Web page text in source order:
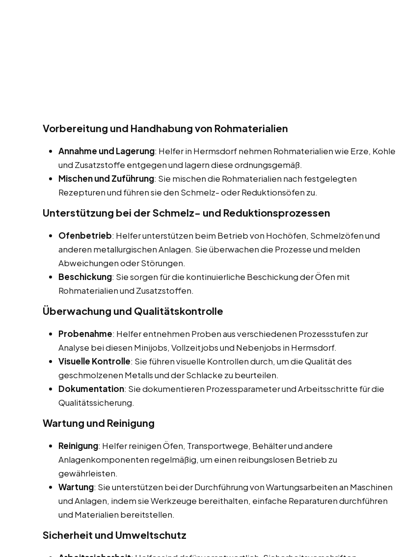
Vorbereitung und Handhabung von Rohmaterialien
Annahme und Lagerung: Helfer in Hermsdorf nehmen Rohmaterialien wie Erze, Kohle
und Zusatzstoffe entgegen und lagern diese ordnungsgemäß.
Mischen und Zuführung: Sie mischen die Rohmaterialien nach festgelegten
Rezepturen und führen sie den Schmelz- oder Reduktionsöfen zu.
Unterstützung bei der Schmelz- und Reduktionsprozessen
Ofenbetrieb: Helfer unterstützen beim Betrieb von Hochöfen, Schmelzöfen und
anderen metallurgischen Anlagen. Sie überwachen die Prozesse und melden
Abweichungen oder Störungen.
Beschickung: Sie sorgen für die kontinuierliche Beschickung der Öfen mit
Rohmaterialien und Zusatzstoffen.
Überwachung und Qualitätskontrolle
Probenahme: Helfer entnehmen Proben aus verschiedenen Prozessstufen zur
Analyse bei diesen Minijobs, Vollzeitjobs und Nebenjobs in Hermsdorf.
Visuelle Kontrolle: Sie führen visuelle Kontrollen durch, um die Qualität des
geschmolzenen Metalls und der Schlacke zu beurteilen.
Dokumentation: Sie dokumentieren Prozessparameter und Arbeitsschritte für die
Qualitätssicherung.
Wartung und Reinigung
Reinigung: Helfer reinigen Öfen, Transportwege, Behälter und andere
Anlagenkomponenten regelmäßig, um einen reibungslosen Betrieb zu
gewährleisten.
Wartung: Sie unterstützen bei der Durchführung von Wartungsarbeiten an Maschinen
und Anlagen, indem sie Werkzeuge bereithalten, einfache Reparaturen durchführen
und Materialien bereitstellen.
Sicherheit und Umweltschutz